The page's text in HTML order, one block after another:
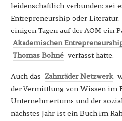
leidenschaftlich verbunden: sei
Entrepreneurship oder
einigen Tagen auf der AOM ein
Akademischen
Thomas Bohné verfasst hatte.
Auch das Zahnräder Netzwerk
der Vermittlung von Wissen im
Unternehmertums und der
nächstes Jahr ist ein Buch im